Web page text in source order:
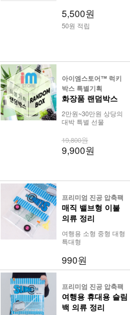
5,500원
50원 적립
아이엠스토어™ 럭키
박스 특별기획
화장품 랜덤박스
2만원~30만원 상당의
대박 특별 선물
19,800원
9,900원
프리미엄 진공 압축팩
매직 밸브형 이불
의류 정리
여행용 소형 중형 대형
특대형
990원
프리미엄 진공 압축팩
여행용 휴대용 슬림
백 의류 정리